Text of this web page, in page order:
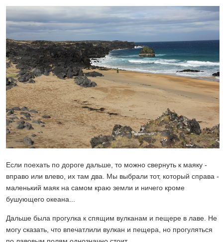
Если поехать по дороге дальше, то можно свернуть к маяку -
вправо или влево, их там два. Мы выбрали тот, который справа -
маленький маяк на самом краю земли и ничего кроме
бушующего океана...
Дальше была прогулка к спящим вулканам и пещере в лаве. Не
могу сказать, что впечатлили вулкан и пещера, но прогуляться